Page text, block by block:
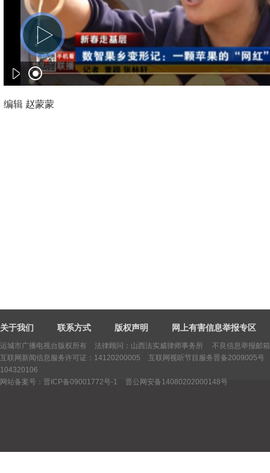
编辑 赵蒙蒙
关于我们 联系方式 版权声明 网上有害信息举报专区
运城市广播电视台版权所有
法律顾问：山西法实威律师事务所 不良信息举报邮
互联网新闻信息服务许可证：14120200005
互联网视听节目服务晋备2009005号
104320106
网站备案号：晋ICP备09001772号-1
晋公网安备14080202000148号